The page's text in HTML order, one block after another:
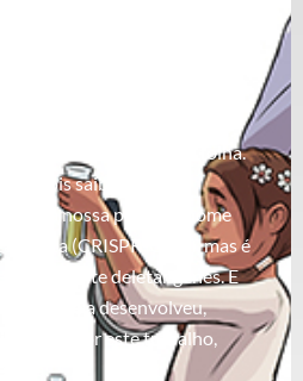
genes
mutações genéticas
com a precisão de um editor
erro aqui, ajustou uma
um gene novinho em folha.
Pois saiba que essa
à nossa porta. O nome
frita (CRISPR-Cas9), mas é
nos permite deletar genes. E
que a desenvolveu,
Nobel por este trabalho,